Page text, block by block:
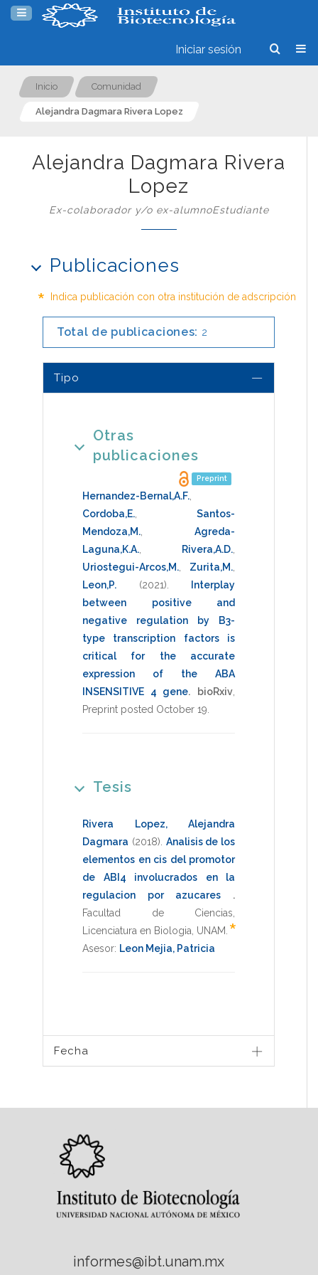
Iniciar sesión
Inicio Comunidad
Alejandra Dagmara Rivera Lopez
Alejandra Dagmara Rivera
Lopez
Ex-colaborador y/o ex-alumnoEstudiante
Publicaciones
* Indica publicación con otra institución de adscripción
Total de publicaciones: 2
Tipo
Otras
publicaciones
Preprint
Hernandez-Bernal,A.F.
Cordoba,E.
Santos-
Mendoza,M.
Agreda-
Laguna,K.A.
Rivera,A.D.
Uriostegui-Arcos,M.
Zurita,M.
Leon,P.
(2021)
Interplay
between positive and
negative regulation by B3-
type transcription factors is
critical for the accurate
expression of the ABA
INSENSITIVE 4 gene. bioRxiv
Preprint posted October 19
Tesis
Rivera Lopez, Alejandra
Dagmara (2018) Analisis de los
elementos en cis del promotor
de ABI4 involucrados en la
regulacion por azucares .
Facultad de Ciencias
Licenciatura en Biologia UNAM *
Asesor: Leon Mejia, Patricia
Fecha
informes@ibt.unam.mx